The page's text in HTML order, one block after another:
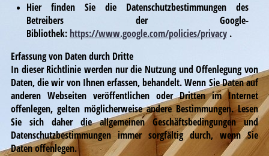
Hier finden Sie die Datenschutzbestimmungen des
Betreibers der Google-
Bibliothek: https://www.google.com/policies/privacy .
Erfassung von Daten durch Dritte
In dieser Richtlinie werden nur die Nutzung und Offenlegung von
Daten, die wir von Ihnen erfassen, behandelt. Wenn Sie Daten auf
anderen Webseiten veröffentlichen oder Dritten im Internet
offenlegen, gelten möglicherweise andere Bestimmungen. Lesen
Sie sich daher die allgemeinen Geschäftsbedingungen und
Datenschutzbestimmungen immer sorgfältig durch, wenn Sie
Daten offenlegen.